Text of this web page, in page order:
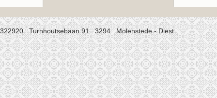
Turnhoutsebaan 91 3294 Molenstede - Diest